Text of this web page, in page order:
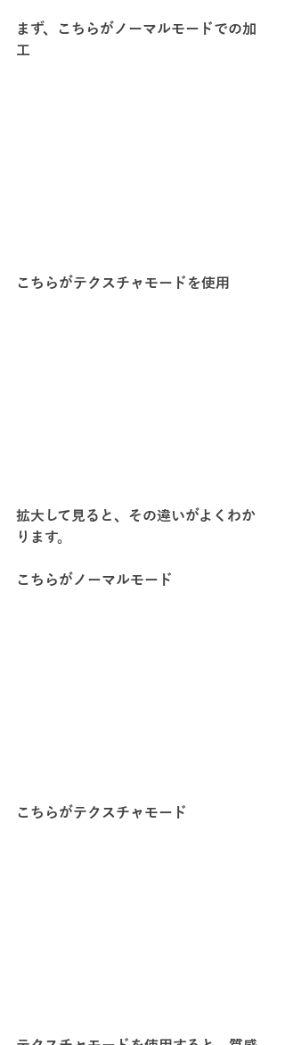
まず、こちらがノーマルモードでの加
工
こちらがテクスチャモードを使用
拡大して見ると、その違いがよくわか
ります。
こちらがノーマルモード
こちらがテクスチャモード